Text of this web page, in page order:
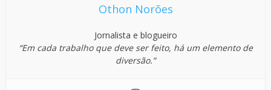
Othon Norões
Jornalista e blogueiro
“Em cada trabalho que deve ser feito, há um elemento de
diversão.”